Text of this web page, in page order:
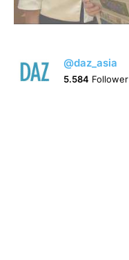
@daz_asia
5.584 Follower